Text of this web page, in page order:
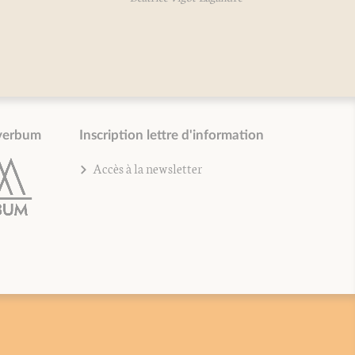
Inscription lettre d'information
Accès à la newsletter